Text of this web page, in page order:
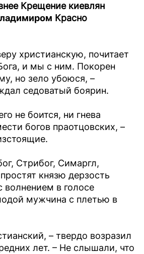
Крещение киевлян
Красно
христианскую, почитает
и мы с ним. Покорен
но зело убоюся, –
седоватый боярин.
не боится, ни гнева
богов праотцовских, –
Стрибог, Симаргл,
князю дерзость
волнением в голосе
мужчина с плетью в
– твердо возразил
лет. – Не слышали, что